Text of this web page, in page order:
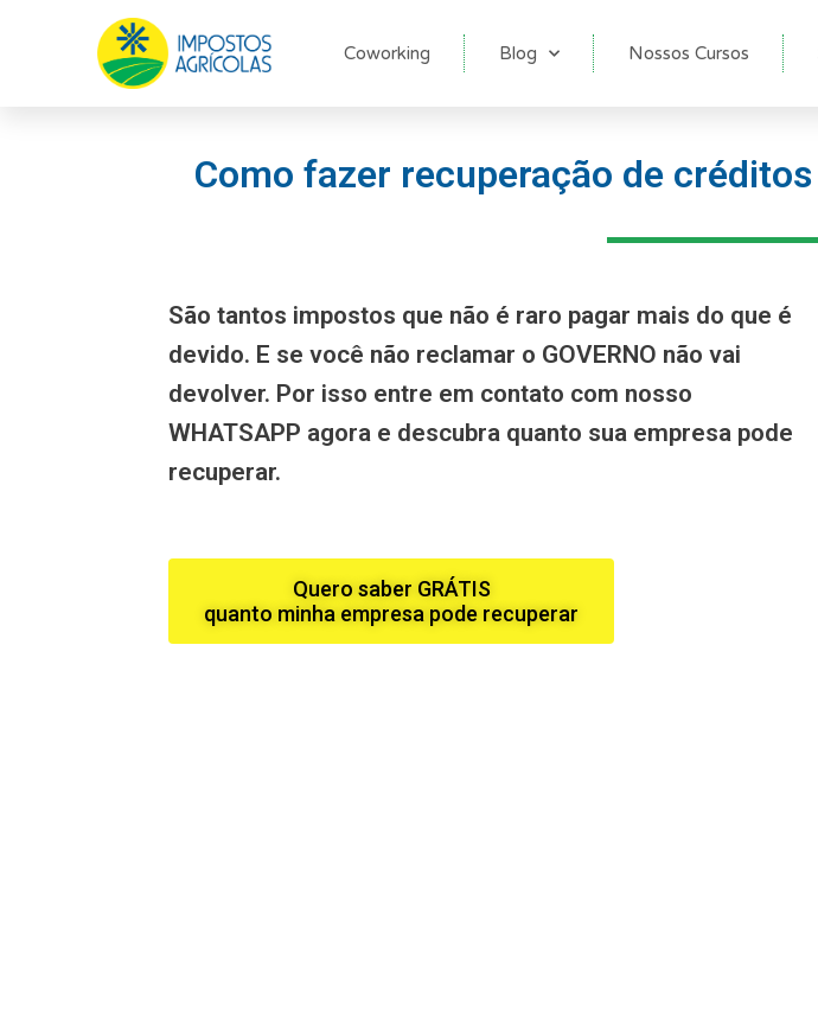
Coworking Blog Nossos Cursos
Como fazer recuperação de
São tantos impostos que não é raro pagar mais do que é
devido. E se você não reclamar o GOVERNO não vai
devolver. Por isso entre em contato com nosso
WHATSAPP agora e descubra quanto sua empresa pode
recuperar.
Quero saber GRÁTIS
quanto minha empresa pode recuperar